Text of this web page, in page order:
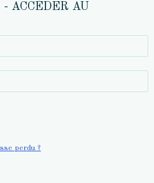
- ACCÉDER AU
perdu ?